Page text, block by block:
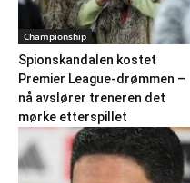
Championship
Spionskandalen kostet
Premier League-drømmen –
nå avslører treneren det
mørke etterspillet